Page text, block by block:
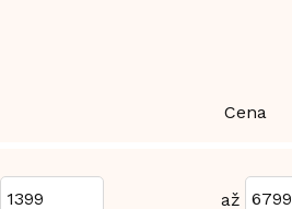
Cena
1399 6799